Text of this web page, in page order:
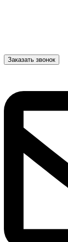
Заказать звонок